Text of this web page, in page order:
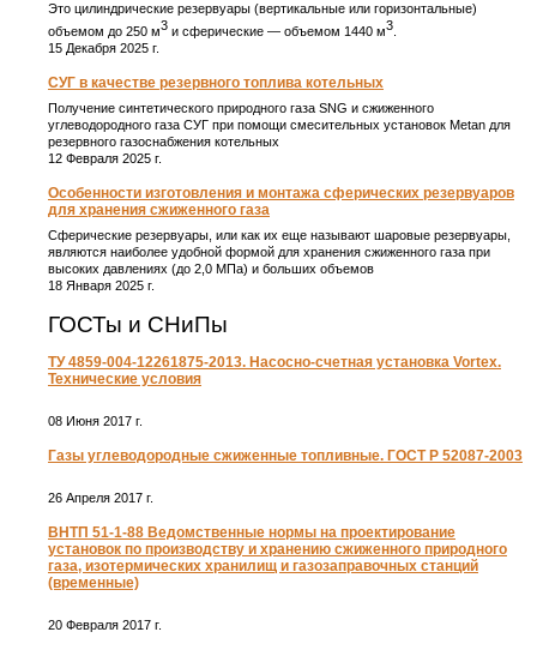
Это цилиндрические резервуары (вертикальные или горизонтальные)
объемом до 250 м3 и сферические ― объемом 1440 м3
15 Декабря 2025 г.
СУГ в качестве резервного топлива котельных
Получение синтетического природного газа SNG и сжиженного
углеводородного газа СУГ при помощи смесительных установок Metan для
резервного газоснабжения котельных
12 Февраля 2025 г.
Особенности изготовления и монтажа сферических резервуаров
для хранения сжиженного газа
Сферические резервуары, или как их еще называют шаровые резервуары,
являются наиболее удобной формой для хранения сжиженного газа при
высоких давлениях (до 2,0 МПа) и больших объемов
18 Января 2025 г.
ГОСТы и СНиПы
ТУ 4859-004-12261875-2013. Насосно-счетная установка Vortex.
Технические условия
08 Июня 2017 г.
Газы углеводородные сжиженные топливные. ГОСТ Р 52087-2003
26 Апреля 2017 г.
ВНТП 51-1-88 Ведомственные нормы на проектирование
установок по производству и хранению сжиженного природного
газа, изотермических хранилищ и газозаправочных станций
(временные)
20 Февраля 2017 г.